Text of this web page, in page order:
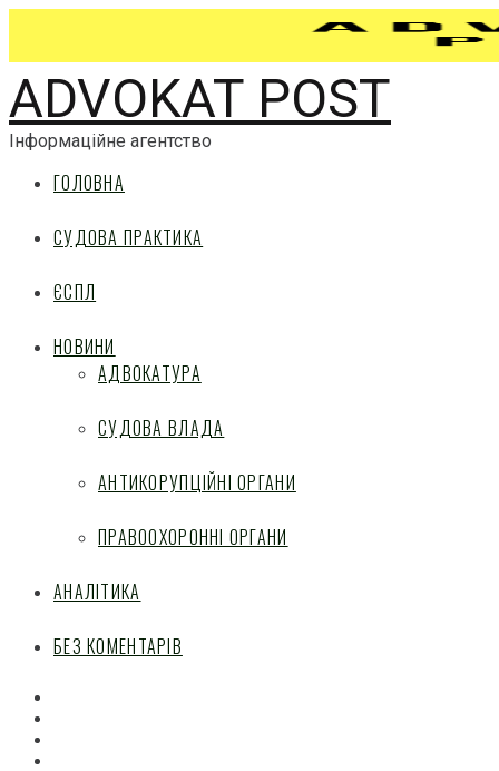
ADVOKAT POST
Інформаційне агентство
ГОЛОВНА
СУДОВА ПРАКТИКА
ЄСПЛ
НОВИНИ
АДВОКАТУРА
СУДОВА ВЛАДА
АНТИКОРУПЦІЙНІ ОРГАНИ
ПРАВООХОРОННІ ОРГАНИ
АНАЛІТИКА
БЕЗ КОМЕНТАРІВ